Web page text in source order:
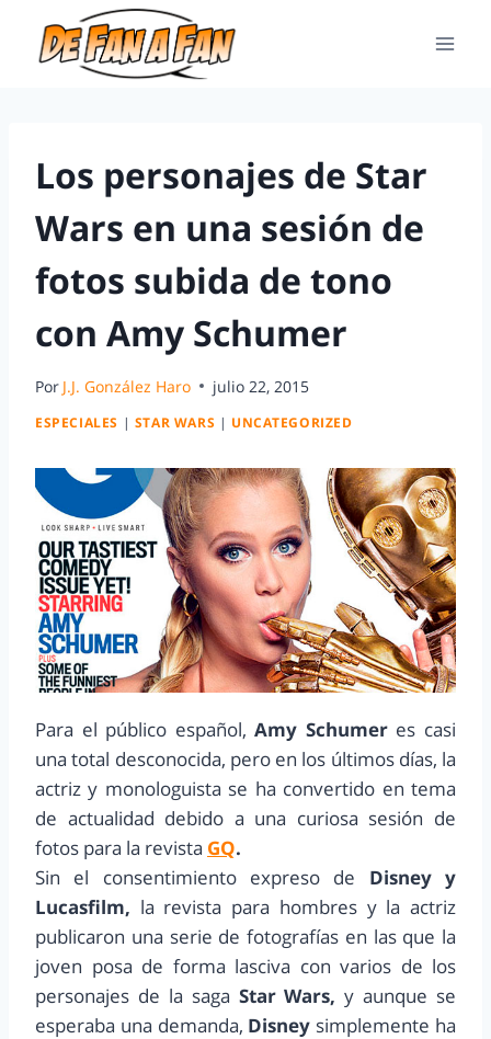
Los personajes de Star
Wars en una sesión de
fotos subida de tono
con Amy Schumer
Por J.J. González Haro julio 22, 2015
ESPECIALES | STAR WARS | UNCATEGORIZED
Para el público español,Amy Schumer es casi
una total desconocida, pero en los últimos días, la
actriz y monologuista se ha convertido en tema
de actualidad debido a una curiosa sesión de
fotos para la revista GQ.
Sin el consentimiento expreso de Disney y
Lucasfilm, la revista para hombres y la actriz
publicaron una serie de fotografías en las que la
joven posa de forma lasciva con varios de los
personajes de la saga Star Wars, y aunque se
esperaba una demanda, Disney simplemente ha